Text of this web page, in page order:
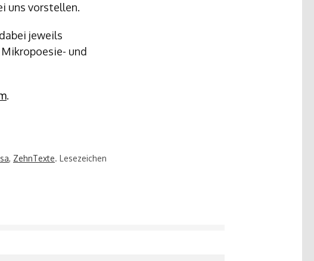
uns vorstellen.
jeweils
und
.
, ZehnTexte. Lesezeichen